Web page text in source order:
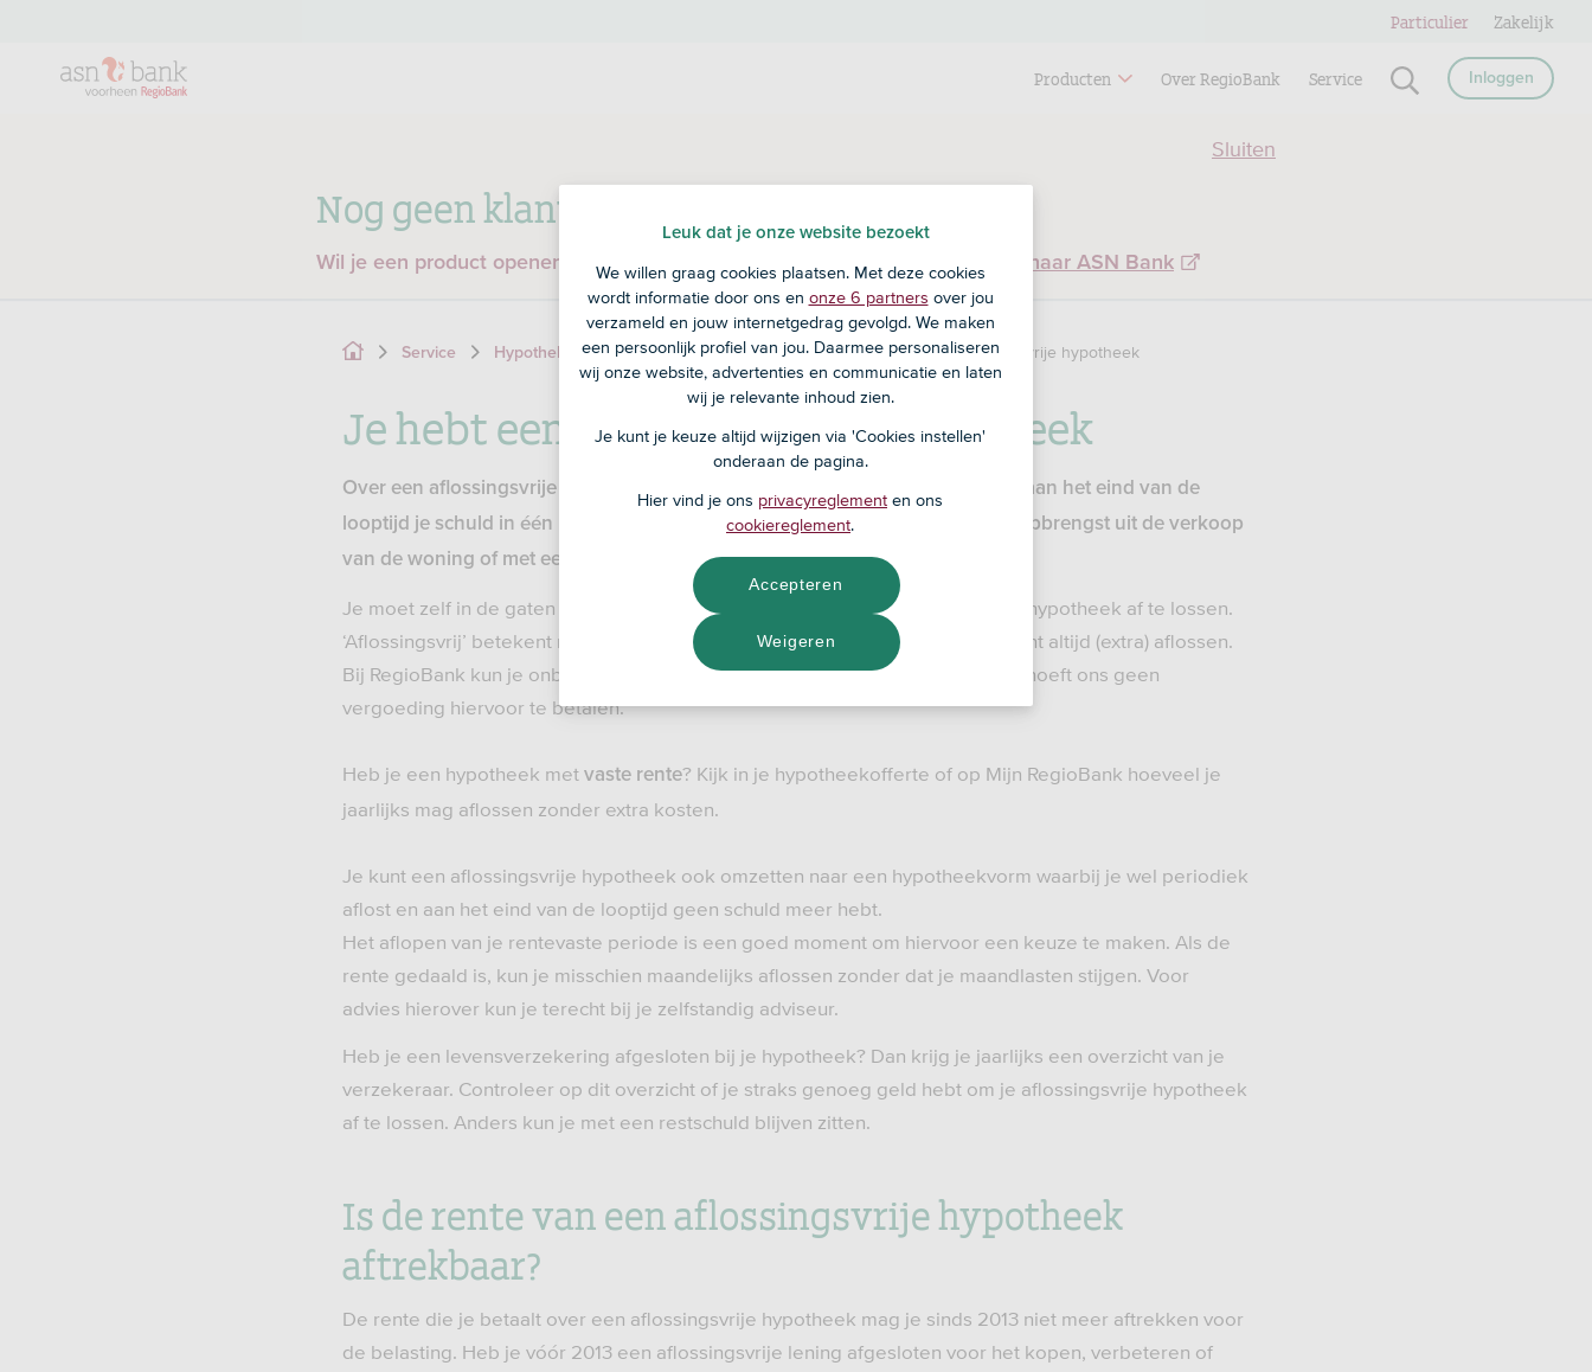
Nog geen klant bij RegioBank?
Wil je een product openen en ben je nog geen klant bij RegioBank? Ga dan naar ASN Bank
Sluiten
Producten Over RegioBank Service Inloggen
Particulier Zakelijk
Service Hypotheken Hypotheekrente verlengen Je hebt een aflossingsvrije hypotheek
Je hebt een aflossingsvrije hypotheek
Over een aflossingsvrije hypotheek betaal je elke maand alleen rente. Je lost aan het eind van de
looptijd je schuld in één keer af. Dit kan bijvoorbeeld met eigen geld, met de opbrengst uit de verkoop
van de woning of met een (aanvullende) levensverzekering.
Je moet zelf in de gaten houden of je genoeg geld hebt om je aflossingsvrije hypotheek af te lossen.
‘Aflossingsvrij’ betekent niet dat je tijdens de looptijd niet mag aflossen. Je kunt altijd (extra) aflossen.
Bij RegioBank kun je onbeperkt aflossen op je hypotheek met eigen geld. Je hoeft ons geen
vergoeding hiervoor te betalen.
Heb je een hypotheek met vaste rente? Kijk in je hypotheekofferte of op Mijn RegioBank hoeveel je
jaarlijks mag aflossen zonder extra kosten.
Je kunt een aflossingsvrije hypotheek ook omzetten naar een hypotheekvorm waarbij je wel periodiek
aflost en aan het eind van de looptijd geen schuld meer hebt.
Het aflopen van je rentevaste periode is een goed moment om hiervoor een keuze te maken. Als de
rente gedaald is, kun je misschien maandelijks aflossen zonder dat je maandlasten stijgen. Voor
advies hierover kun je terecht bij je zelfstandig adviseur.
Heb je een levensverzekering afgesloten bij je hypotheek? Dan krijg je jaarlijks een overzicht van je
verzekeraar. Controleer op dit overzicht of je straks genoeg geld hebt om je aflossingsvrije hypotheek
af te lossen. Anders kun je met een restschuld blijven zitten.
Is de rente van een aflossingsvrije hypotheek
aftrekbaar?
De rente die je betaalt over een aflossingsvrije hypotheek mag je sinds 2013 niet meer aftrekken voor
de belasting. Heb je vóór 2013 een aflossingsvrije lening afgesloten voor het kopen, verbeteren of
Leuk dat je onze website bezoekt
We willen graag cookies plaatsen. Met deze cookies
wordt informatie door ons en onze 6 partners over jou
verzameld en jouw internetgedrag gevolgd. We maken
een persoonlijk profiel van jou. Daarmee personaliseren
wij onze website, advertenties en communicatie en laten
wij je relevante inhoud zien.
Je kunt je keuze altijd wijzigen via 'Cookies instellen'
onderaan de pagina.
Hier vind je ons privacyreglement en ons
cookiereglement.
Weigeren
Accepteren